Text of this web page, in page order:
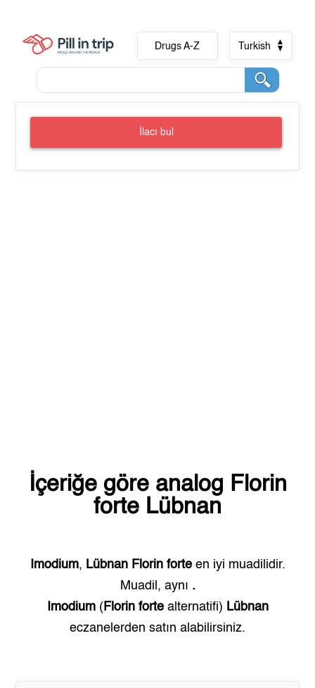
Drugs A-Z Turkish
İlacı bul
İçeriğe göre analog Florin
forte Lübnan
Imodium, Lübnan Florin forteen iyi muadilidir.
Muadil, aynı .
Imodium( Florin fortealternatifi) Lübnan
eczanelerden satın alabilirsiniz.